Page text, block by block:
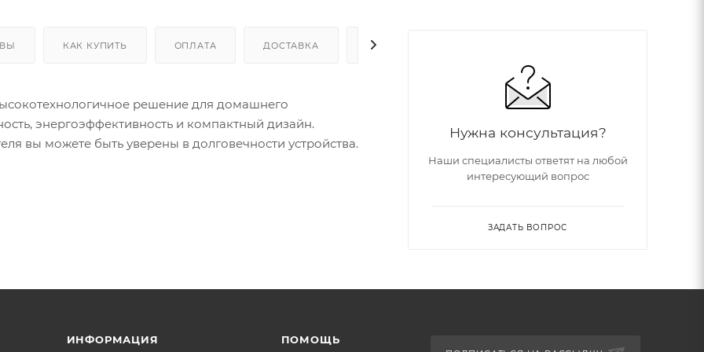
КАК КУПИТЬ ОПЛАТА ДОСТАВКА ДОПОЛНИТЕЛЬНО
решение для домашнего
энергоэффективность и компактный дизайн.
вы можете быть уверены в долговечности устройства.
Нужна консультация?
Наши специалисты ответят на любой
интересующий вопрос
ЗАДАТЬ ВОПРОС
ИНФОРМАЦИЯ ПОМОЩЬ